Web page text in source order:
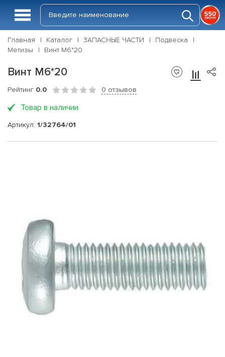
Главная Каталог ЗАПАСНЫЕ ЧАСТИ
Подвеска
Метизы
Винт М6*20
Винт М6*20
Рейтинг 0.0 0 отзывов
Товар в наличии
Артикул: 1/32764/01